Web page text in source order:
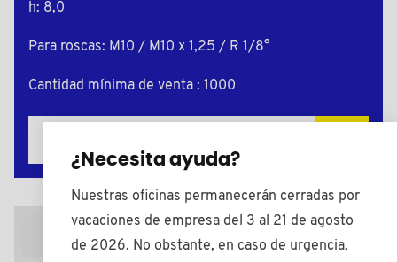
h: 8,0
Para roscas: M10 / M10 x 1,25 / R 1/8°
Cantidad mínima de venta : 1000
¿Necesita ayuda?
Nuestras oficinas permanecerán cerradas por
vacaciones de empresa del 3 al 21 de agosto
de 2026. No obstante, en caso de urgencia,